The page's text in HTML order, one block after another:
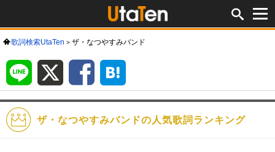
歌詞検索UtaTen ザ・なつやすみバンド
LINE Facebook
ク
ー
ザ・なつやすみバンドの人気歌詞ランキング